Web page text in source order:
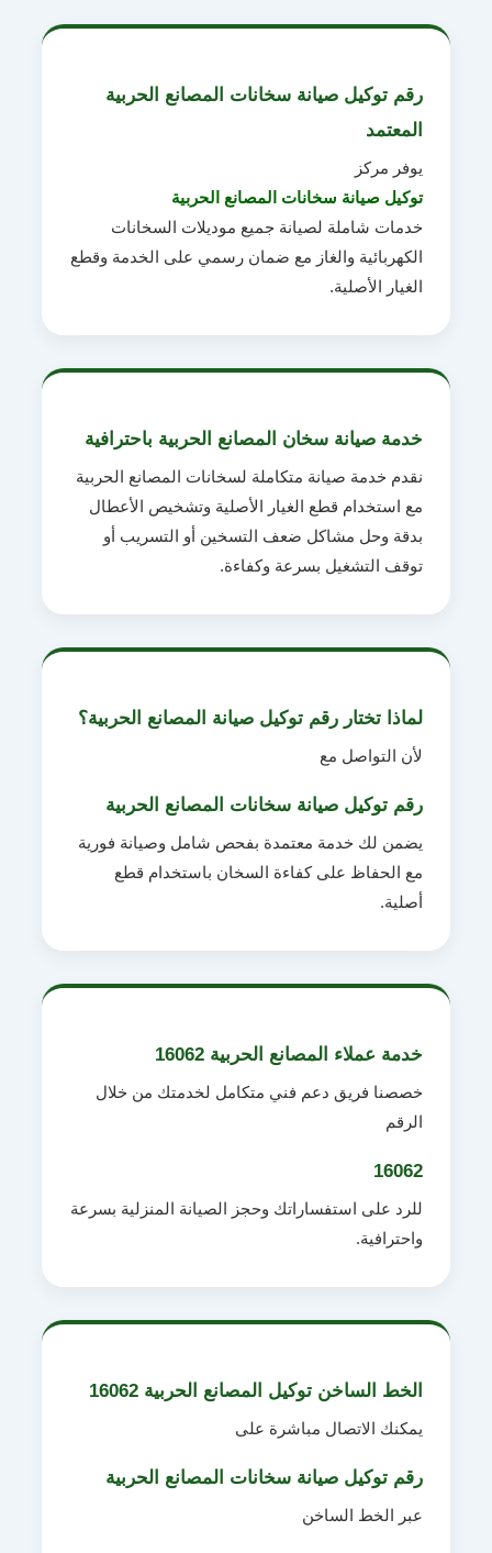
رقم توكيل صيانة سخانات المصانع الحربية
المعتمد
يوفر مركز
توكيل صيانة سخانات المصانع الحربية
خدمات شاملة لصيانة جميع موديلات السخانات
الكهربائية والغاز مع ضمان رسمي على الخدمة وقطع
الغيار الأصلية.
خدمة صيانة سخان المصانع الحربية باحترافية
نقدم خدمة صيانة متكاملة لسخانات المصانع الحربية
مع استخدام قطع الغيار الأصلية وتشخيص الأعطال
بدقة وحل مشاكل ضعف التسخين أو التسريب أو
توقف التشغيل بسرعة وكفاءة.
لماذا تختار رقم توكيل صيانة المصانع الحربية؟
لأن التواصل مع
رقم توكيل صيانة سخانات المصانع الحربية
يضمن لك خدمة معتمدة بفحص شامل وصيانة فورية
مع الحفاظ على كفاءة السخان باستخدام قطع
أصلية.
خدمة عملاء المصانع الحربية 16062
خصصنا فريق دعم فني متكامل لخدمتك من خلال
الرقم
16062
للرد على استفساراتك وحجز الصيانة المنزلية بسرعة
واحترافية.
الخط الساخن توكيل المصانع الحربية 16062
يمكنك الاتصال مباشرة على
رقم توكيل صيانة سخانات المصانع الحربية
عبر الخط الساخن